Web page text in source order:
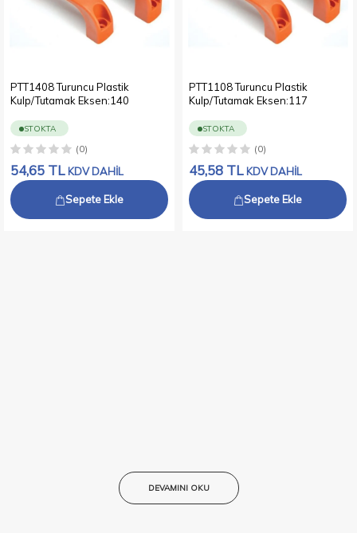
PTT1408 Turuncu Plastik
Kulp/Tutamak Eksen:140
STOKTA
(0)
54,65 TL KDV DAHİL
Sepete Ekle
PTT1108 Turuncu Plastik
Kulp/Tutamak Eksen:117
STOKTA
(0)
45,58 TL KDV DAHİL
Sepete Ekle
DEVAMINI OKU